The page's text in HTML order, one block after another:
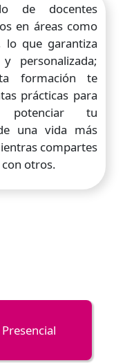
de docentes
en áreas como
lo que garantiza
personalizada;
formación te
prácticas para
potenciar tu
una vida más
compartes
otros.